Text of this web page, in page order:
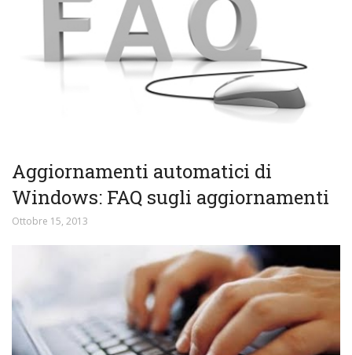
Aggiornamenti automatici di
Windows: FAQ sugli aggiornamenti
Ottobre 15, 2013